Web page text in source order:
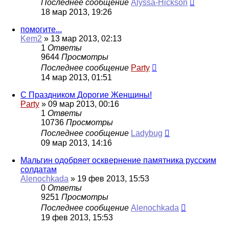
Последнее сообщение Alyssa-Hickson
18 мар 2013, 19:26
помогите...
Kem2 » 13 мар 2013, 02:13
1 Ответы
9644 Просмотры
Последнее сообщение Party
14 мар 2013, 01:51
С Праздником Дорогие Женщины!
Party » 09 мар 2013, 00:16
1 Ответы
10736 Просмотры
Последнее сообщение Ladybug
09 мар 2013, 14:16
Мальгин одобряет осквернение памятника русским
солдатам
Alenochkada » 19 фев 2013, 15:53
0 Ответы
9251 Просмотры
Последнее сообщение Alenochkada
19 фев 2013, 15:53